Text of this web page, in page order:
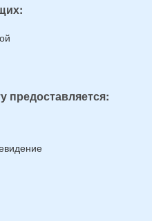
предоставляется: